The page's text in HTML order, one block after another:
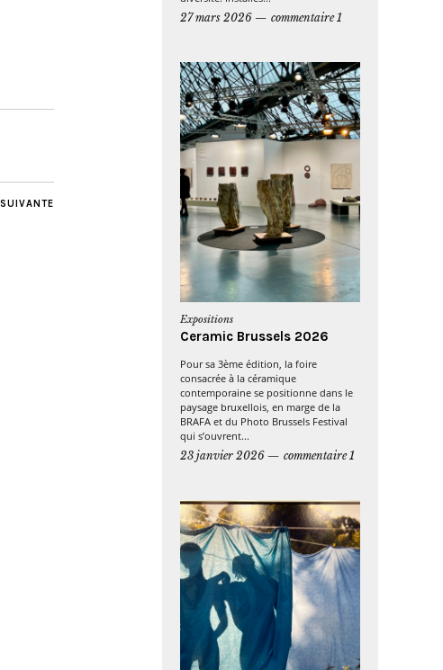
SUIVANTE
27 mars 2026
commentaire 1
Expositions
Ceramic Brussels 2026
Pour sa 3ème édition, la foire
consacrée à la céramique
contemporaine se positionne dans le
paysage bruxellois, en marge de la
BRAFA et du Photo Brussels Festival
qui s’ouvrent...
23 janvier 2026
commentaire 1